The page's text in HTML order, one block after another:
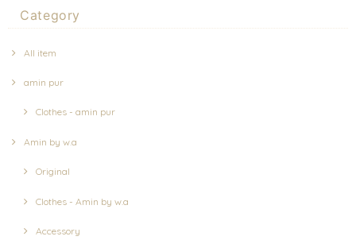
Category
All item
amin pur
Clothes - amin pur
Amin by w.a
Original
Clothes - Amin by w.a
Accessory